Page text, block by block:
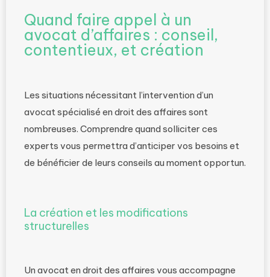
Quand faire appel à un
avocat d’affaires : conseil,
contentieux, et création
Les situations nécessitant l’intervention d’un
avocat spécialisé en droit des affaires sont
nombreuses. Comprendre quand solliciter ces
experts vous permettra d’anticiper vos besoins et
de bénéficier de leurs conseils au moment opportun.
La création et les modifications
structurelles
Un avocat en droit des affaires vous accompagne